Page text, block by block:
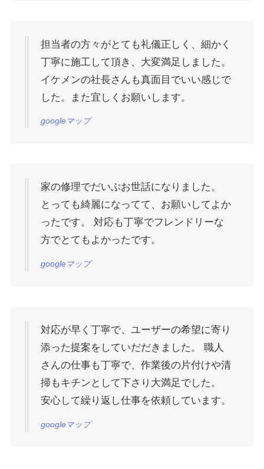
担当者の方々がとても礼儀正しく、細かく
丁寧に施工して頂き、大変満足しました。
イケメンの社長さんも真面目でいい感じで
した。また宜しくお願いします。
googleマップ
家の修理でだいぶお世話になりました。
とっても綺麗になってて、お願いしてよか
ったです。 対応も丁寧でフレンドリーな
方でとてもよかったです。
googleマップ
対応が早く丁寧で、ユーザーの希望に寄り
添った提案をしていだだきました。 職人
さんの仕事も丁寧で、作業後の片付けや清
掃もキチンとして下さり大満足でした。
安心して繰り返し仕事を依頼しています。
googleマップ